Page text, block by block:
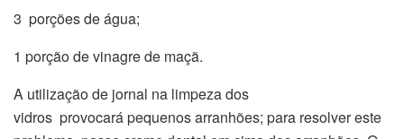
3 porções de água;
1 porção de vinagre de maçã.
A utilização de jornal na limpeza dos
vidros provocará pequenos arranhões; para resolver este